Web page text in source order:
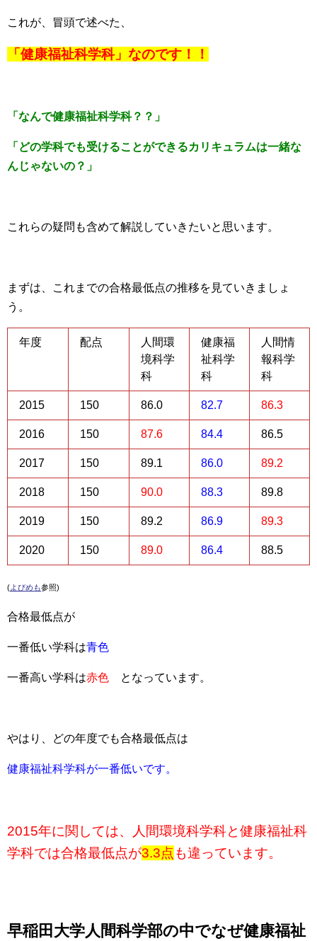
これが、冒頭で述べた、
「健康福祉科学科」なのです！！
「なんで健康福祉科学科？？」
「どの学科でも受けることができるカリキュラムは一緒な
んじゃないの？」
これらの疑問も含めて解説していきたいと思います。
まずは、これまでの合格最低点の推移を見ていきましょ
う。
年度 配点
人間環
境科学
科
健康福
祉科学
科
人間情
報科学
科
2015 150 86.0 82.7 86.3
2016 150 87.6 84.4 86.5
2017 150 89.1 86.0 89.2
2018 150 90.0 88.3 89.8
2019 150 89.2 86.9 89.3
2020 150 89.0 86.4 88.5
(よびめも参照)
合格最低点が
一番低い学科は青色
一番高い学科は赤色 となっています。
やはり、どの年度でも合格最低点は
健康福祉科学科が一番低いです。
2015年に関しては、人間環境科学科と健康福祉科
学科では合格最低点が3.3点 も違っています。
早稲田大学人間科学部の中でなぜ健康福祉